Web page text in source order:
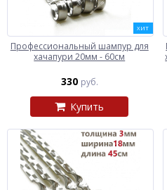
ХИТ
Профессиональный шампур для
хачапури 20мм - 60см
330 руб.
Купить